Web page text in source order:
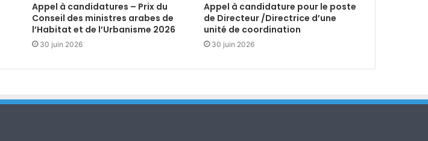
Appel à candidatures – Prix du
Conseil des ministres arabes de
l’Habitat et de l’Urbanisme 2026
30 juin 2026
Appel à candidature pour le poste
de Directeur /Directrice d’une
unité de coordination
30 juin 2026